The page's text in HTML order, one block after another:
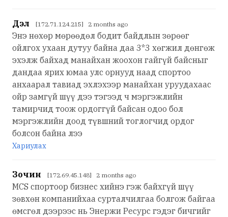
Дэл [172.71.124.215] 2 months ago
Энэ нөхөр мөрөөдөл бодит байдлын зөрөөг
ойлгох ухаан дутуу байна даа 3*3 хөгжил дөнгөж
эхэлж байхад манайхан жоохон гайгүй байсныг
дандаа ярих юмаа улс орнууд наад спортоо
анхаарал тавиад эхлэхээр манайхан уруудахаас
ойр замгүй шүү дээ тэгээд ч мэргэжлийн
тамирчид тоож ордоггүй байсан одоо бол
мэргэжлийн доод түвшний тоглогчид ордог
болсон байна лээ
Хариулах
Зочин [172.69.45.148] 2 months ago
MCS спортоор бизнес хийнэ гэж байхгүй шүү
зөвхөн компанийхаа сурталчилгаа болгож байгаа
өмсгөл дээрээс нь Энержи Ресурс гэдэг бичгийг